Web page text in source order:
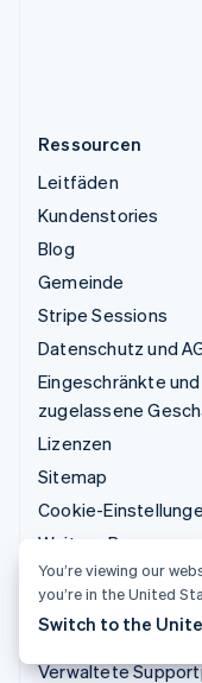
Ressourcen
Leitfäden
Kundenstories
Blog
Gemeinde
Stripe Sessions
Datenschutz und
Eingeschränkte
zugelassene
Lizenzen
Sitemap
Cookie-
Weitere Ressourcen
Support
Support anfordern
Verwaltete
You’re viewing our
you’re in the United
Switch to the